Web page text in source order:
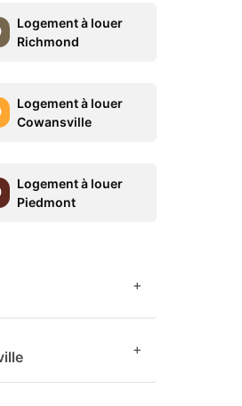
Logement à louer
Richmond
Logement à louer
Cowansville
Logement à louer
Piedmont
+
+